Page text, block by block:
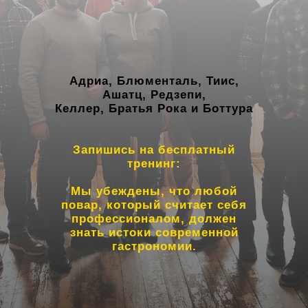
Запишись на бесплатный
тренинг:
Мы убеждены, что любой
повар, который считает себя
профессионалом, должен
знать истоки современной
гастрономии.
Адриа, Блюменталь, Тиис,
Ашатц, Редзепи,
Келлер, Братья Рока и Боттура